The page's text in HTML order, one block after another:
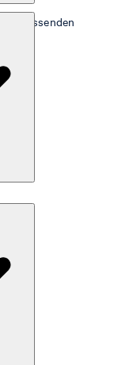
passenden